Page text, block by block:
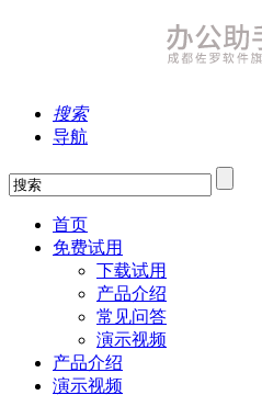
搜索
导航
首页
免费试用
下载试用
产品介绍
常见问答
演示视频
产品介绍
演示视频